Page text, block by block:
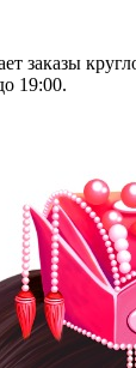
заказы
19:00.